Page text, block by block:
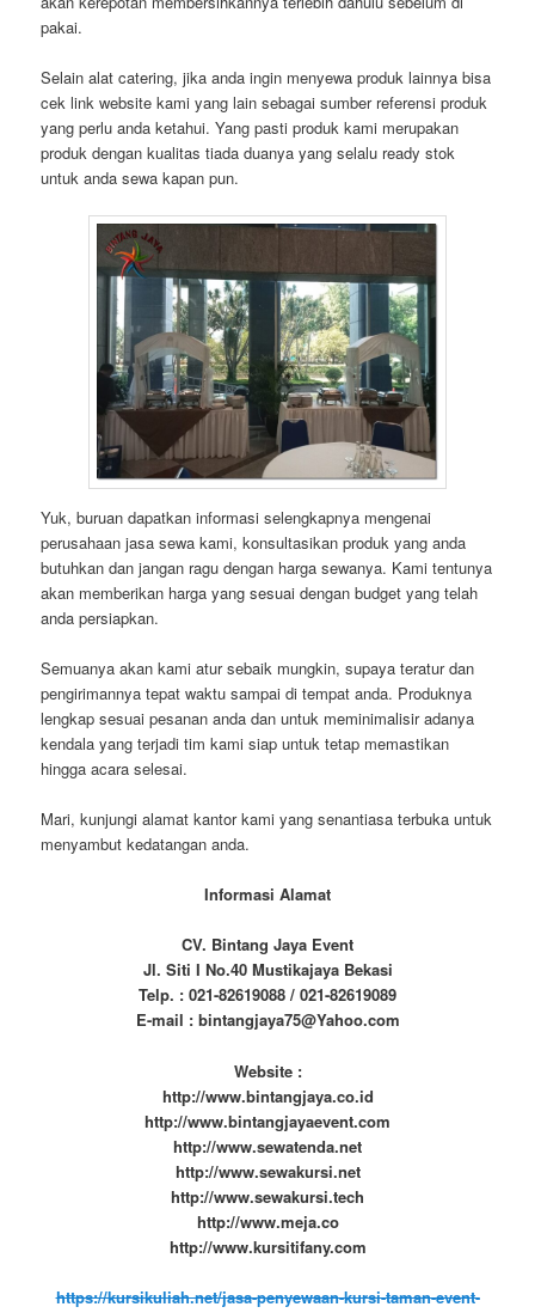
pakai.
Selain alat catering, jika anda ingin menyewa produk lainnya bisa
cek link website kami yang lain sebagai sumber referensi produk
yang perlu anda ketahui. Yang pasti produk kami merupakan
produk dengan kualitas tiada duanya yang selalu ready stok
untuk anda sewa kapan pun.
Yuk, buruan dapatkan informasi selengkapnya mengenai
perusahaan jasa sewa kami, konsultasikan produk yang anda
butuhkan dan jangan ragu dengan harga sewanya. Kami tentunya
akan memberikan harga yang sesuai dengan budget yang telah
anda persiapkan.
Semuanya akan kami atur sebaik mungkin, supaya teratur dan
pengirimannya tepat waktu sampai di tempat anda. Produknya
lengkap sesuai pesanan anda dan untuk meminimalisir adanya
kendala yang terjadi tim kami siap untuk tetap memastikan
hingga acara selesai.
Mari, kunjungi alamat kantor kami yang senantiasa terbuka untuk
menyambut kedatangan anda.
Informasi Alamat
CV. Bintang Jaya Event
Jl. Siti I No.40 Mustikajaya Bekasi
Telp. : 021-82619088 / 021-82619089
E-mail : bintangjaya75@Yahoo.com
Website :
http://www.bintangjaya.co.id
http://www.bintangjayaevent.com
http://www.sewatenda.net
http://www.sewakursi.net
http://www.sewakursi.tech
http://www.meja.co
http://www.kursitifany.com
https://kursikuliah.net/jasa-penyewaan-kursi-taman-event-